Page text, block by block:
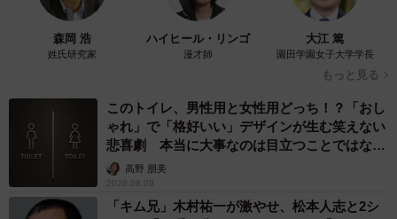
森岡 浩
姓氏研究家
ハイヒール・リンゴ
漫才師
大江 篤
園田学園女子大学学長
もっと見る
このトイレ、男性用と女性用どっち！？「おし
ゃれ」で「格好いい」デザインが生む笑えない
悲喜劇 本当に大事なのは目立つことではな
く…高野 朋美
2026.08.09
「キム兄」木村祐一が激やせ、松本人志と2シ